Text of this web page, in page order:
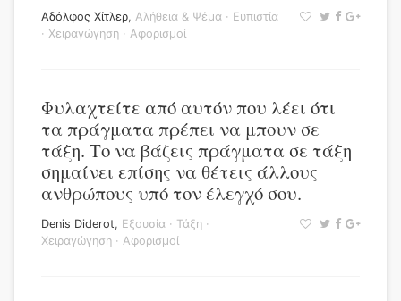
Αδόλφος Χίτλερ, Αλήθεια & Ψέμα · Ευπιστία
· Χειραγώγηση · Αφορισμοί
Φυλαχτείτε από αυτόν που λέει ότι
τα πράγματα πρέπει να μπουν σε
τάξη. Το να βάζεις πράγματα σε τάξη
σημαίνει επίσης να θέτεις άλλους
ανθρώπους υπό τον έλεγχό σου.
Denis Diderot, Εξουσία · Τάξη ·
Χειραγώγηση · Αφορισμοί